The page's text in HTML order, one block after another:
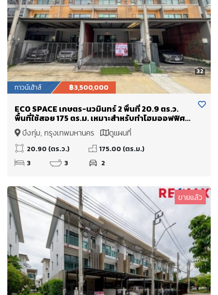
32
ทาวน์เฮ้าส์ ฿3,500,000
ECO SPACE เกษตร-นวมินทร์ 2 พื้นที่ 20.9 ตร.ว.
พื้นที่ใช้สอย 175 ตร.ม. เหมาะสำหรับทำโฮมออฟฟิศ
สำนักงาน หรืออยู่อาศัย ต่อเติมห้องครัวแล้ว
บึงกุ่ม, กรุงเทพมหานคร ดูแผนที่
20.90 (ตร.ว.)
175.00 (ตร.ม.)
3
3 2
ขายแล้ว